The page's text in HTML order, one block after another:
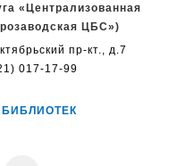
«Централизованная
ЦБС»)
пр-кт., д.7
017-17-99